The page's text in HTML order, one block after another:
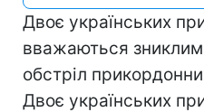
Двоє українських
вважаються
обстріл
Двоє українських